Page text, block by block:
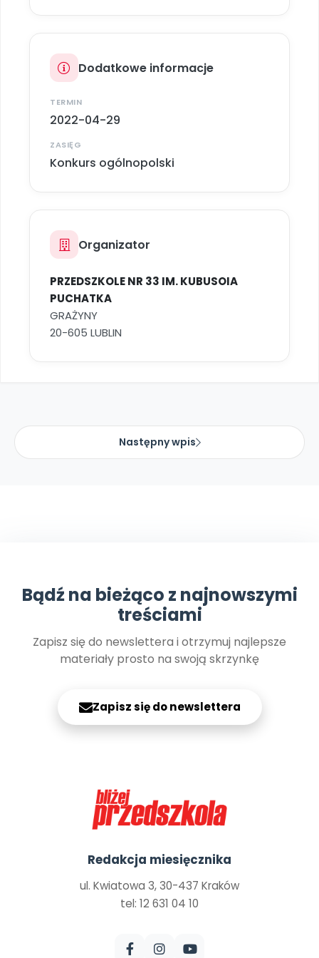
Dodatkowe informacje
TERMIN
2022-04-29
ZASIĘG
Konkurs ogólnopolski
Organizator
PRZEDSZKOLE NR 33 IM. KUBUSOIA
PUCHATKA
GRAŻYNY
20-605 LUBLIN
Następny wpis
Bądź na bieżąco z najnowszymi
treściami
Zapisz się do newslettera i otrzymuj najlepsze
materiały prosto na swoją skrzynkę
Zapisz się do newslettera
Redakcja miesięcznika
ul. Kwiatowa 3, 30-437 Kraków
tel: 12 631 04 10